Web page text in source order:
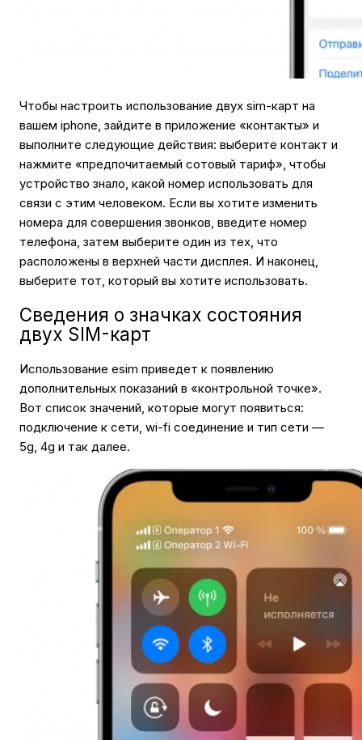
Чтобы настроить использование двух sim-карт на
вашем iphone, зайдите в приложение «контакты» и
выполните следующие действия: выберите контакт и
нажмите «предпочитаемый сотовый тариф», чтобы
устройство знало, какой номер использовать для
связи с этим человеком. Если вы хотите изменить
номера для совершения звонков, введите номер
телефона, затем выберите один из тех, что
расположены в верхней части дисплея. И наконец,
выберите тот, который вы хотите использовать.
Сведения о значках состояния
двух SIM-карт
Использование esim приведет к появлению
дополнительных показаний в «контрольной точке».
Вот список значений, которые могут появиться:
подключение к сети, wi-fi соединение и тип сети —
5g, 4g и так далее.